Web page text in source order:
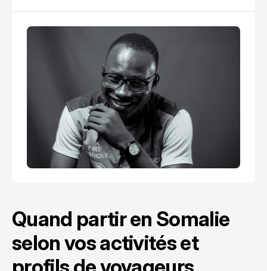
Quand partir en Somalie
selon vos activités et